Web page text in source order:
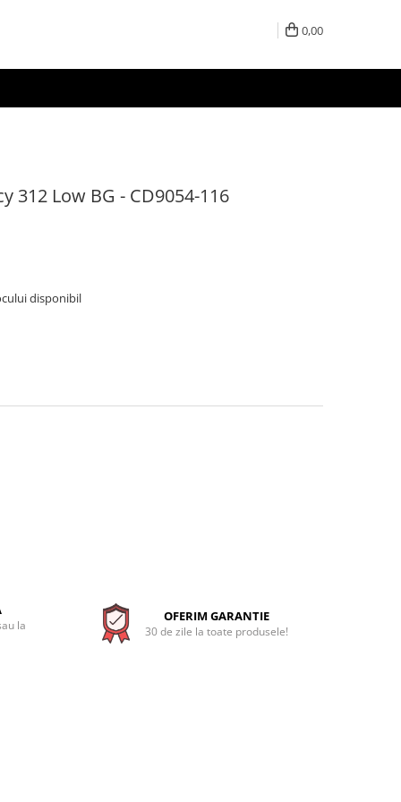
0,00
312 Low BG - CD9054-116
disponibil
la
OFERIM GARANTIE
30 de zile la toate produsele!